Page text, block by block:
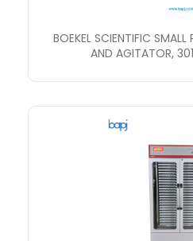
BOEKEL SCIENTIFIC SMALL
AND AGITATOR,